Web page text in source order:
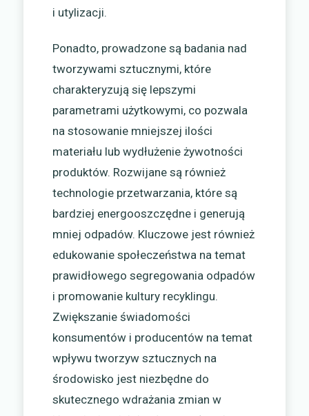
i utylizacji.
Ponadto, prowadzone są badania nad
tworzywami sztucznymi, które
charakteryzują się lepszymi
parametrami użytkowymi, co pozwala
na stosowanie mniejszej ilości
materiału lub wydłużenie żywotności
produktów. Rozwijane są również
technologie przetwarzania, które są
bardziej energooszczędne i generują
mniej odpadów. Kluczowe jest również
edukowanie społeczeństwa na temat
prawidłowego segregowania odpadów
i promowanie kultury recyklingu.
Zwiększanie świadomości
konsumentów i producentów na temat
wpływu tworzyw sztucznych na
środowisko jest niezbędne do
skutecznego wdrażania zmian w